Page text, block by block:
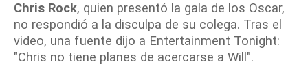
Chris Rock, quien presentó la gala de los Oscar,
no respondió a la disculpa de su colega. Tras el
video, una fuente dijo a Entertainment Tonight:
"Chris no tiene planes de acercarse a Will".